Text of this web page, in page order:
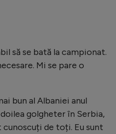
să se bată la campionat.
Mi se pare o
bun al Albaniei anul
golgheter în Serbia,
cunoscuți de toți. Eu sunt